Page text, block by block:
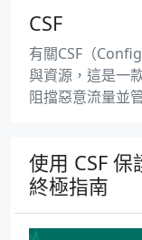
CSF
有關CSF（
與資源，這是一
阻擋惡意流量並
使用 CSF
終極指南